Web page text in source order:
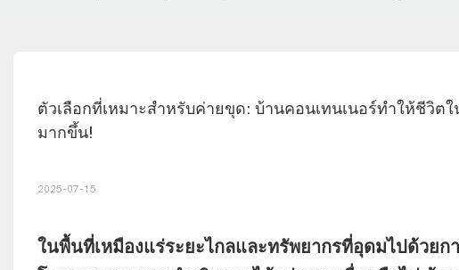
ตัวเลือกที่เหมาะสำหรับค่ายขุด: บ้านคอนเทนเนอร์ทำให้ชีวิ
มากขึ้น!
2025-07-15
ในพื้นที่เหมืองแร่ระยะไกลและทรัพยากรที่อุดมไปด้วย